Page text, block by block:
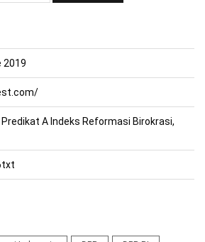
2019
A Indeks Reformasi Birokrasi,